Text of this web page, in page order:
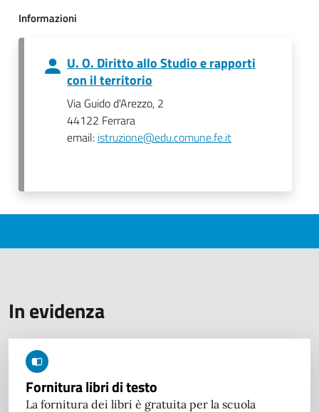
Informazioni
U. O. Diritto allo Studio e rapporti
con il territorio
Via Guido d'Arezzo, 2
44122 Ferrara
email: istruzione@edu.comune.fe.it
In evidenza
Fornitura libri di testo
La fornitura dei libri è gratuita per la scuola